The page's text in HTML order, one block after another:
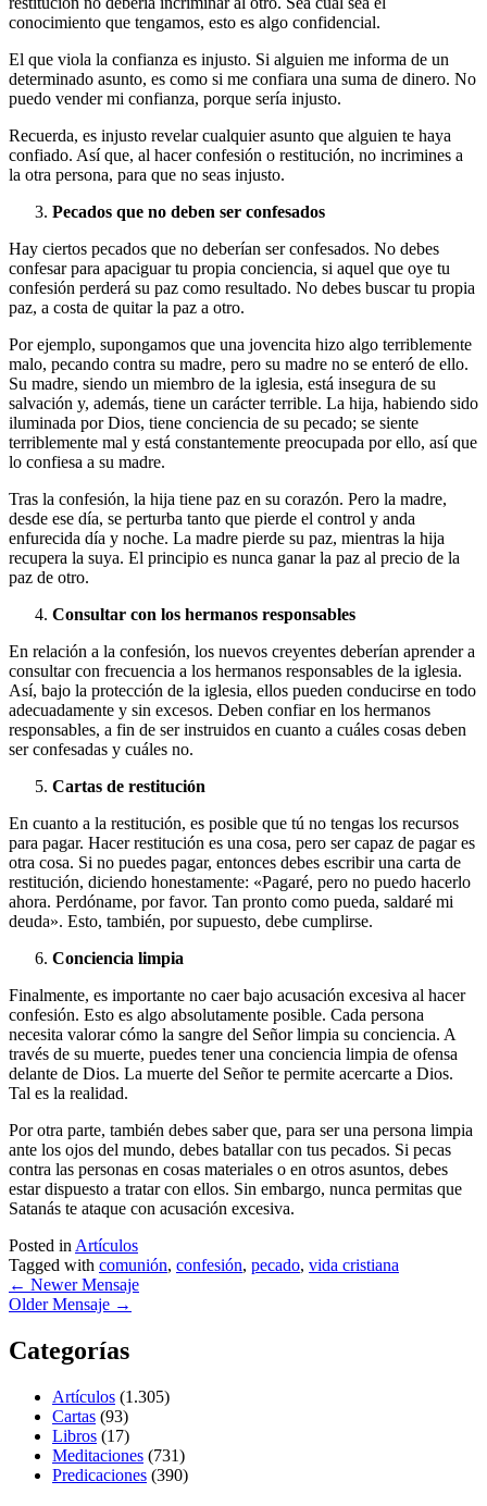
conocimiento que tengamos, esto es algo confidencial.
El que viola la confianza es injusto. Si alguien me informa de un
determinado asunto, es como si me confiara una suma de dinero. No
puedo vender mi confianza, porque sería injusto.
Recuerda, es injusto revelar cualquier asunto que alguien te haya
confiado. Así que, al hacer confesión o restitución, no incrimines a
la otra persona, para que no seas injusto.
Pecados que no deben ser confesados
Hay ciertos pecados que no deberían ser confesados. No debes
confesar para apaciguar tu propia conciencia, si aquel que oye tu
confesión perderá su paz como resultado. No debes buscar tu propia
paz, a costa de quitar la paz a otro.
Por ejemplo, supongamos que una jovencita hizo algo terriblemente
malo, pecando contra su madre, pero su madre no se enteró de ello.
Su madre, siendo un miembro de la iglesia, está insegura de su
salvación y, además, tiene un carácter terrible. La hija, habiendo sido
iluminada por Dios, tiene conciencia de su pecado; se siente
terriblemente mal y está constantemente preocupada por ello, así que
lo confiesa a su madre.
Tras la confesión, la hija tiene paz en su corazón. Pero la madre,
desde ese día, se perturba tanto que pierde el control y anda
enfurecida día y noche. La madre pierde su paz, mientras la hija
recupera la suya. El principio es nunca ganar la paz al precio de la
paz de otro.
Consultar con los hermanos responsables
En relación a la confesión, los nuevos creyentes deberían aprender a
consultar con frecuencia a los hermanos responsables de la iglesia.
Así, bajo la protección de la iglesia, ellos pueden conducirse en todo
adecuadamente y sin excesos. Deben confiar en los hermanos
responsables, a fin de ser instruidos en cuanto a cuáles cosas deben
ser confesadas y cuáles no.
Cartas de restitución
En cuanto a la restitución, es posible que tú no tengas los recursos
para pagar. Hacer restitución es una cosa, pero ser capaz de pagar es
otra cosa. Si no puedes pagar, entonces debes escribir una carta de
restitución, diciendo honestamente: «Pagaré, pero no puedo hacerlo
ahora. Perdóname, por favor. Tan pronto como pueda, saldaré mi
deuda». Esto, también, por supuesto, debe cumplirse.
Conciencia limpia
Finalmente, es importante no caer bajo acusación excesiva al hacer
confesión. Esto es algo absolutamente posible. Cada persona
necesita valorar cómo la sangre del Señor limpia su conciencia. A
través de su muerte, puedes tener una conciencia limpia de ofensa
delante de Dios. La muerte del Señor te permite acercarte a Dios.
Tal es la realidad.
Por otra parte, también debes saber que, para ser una persona limpia
ante los ojos del mundo, debes batallar con tus pecados. Si pecas
contra las personas en cosas materiales o en otros asuntos, debes
estar dispuesto a tratar con ellos. Sin embargo, nunca permitas que
Satanás te ataque con acusación excesiva.
Posted in Artículos
Tagged with comunión, confesión, pecado, vida cristiana
← Newer Mensaje
Older Mensaje →
Categorías
Artículos (1.305)
Cartas (93)
Libros (17)
Meditaciones (731)
Predicaciones (390)